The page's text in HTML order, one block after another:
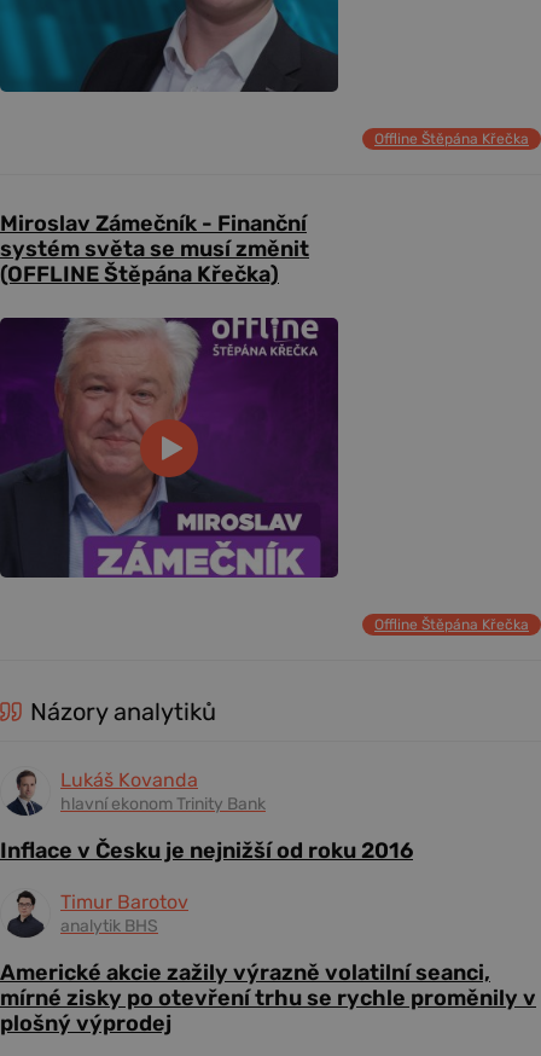
Offline Štěpána Křečka
Miroslav Zámečník - Finanční
systém světa se musí změnit
(OFFLINE Štěpána Křečka)
Offline Štěpána Křečka
Názory analytiků
Lukáš Kovanda
hlavní ekonom Trinity Bank
Inflace v Česku je nejnižší od roku 2016
Timur Barotov
analytik BHS
Americké akcie zažily výrazně volatilní seanci,
mírné zisky po otevření trhu se rychle proměnily v
plošný výprodej